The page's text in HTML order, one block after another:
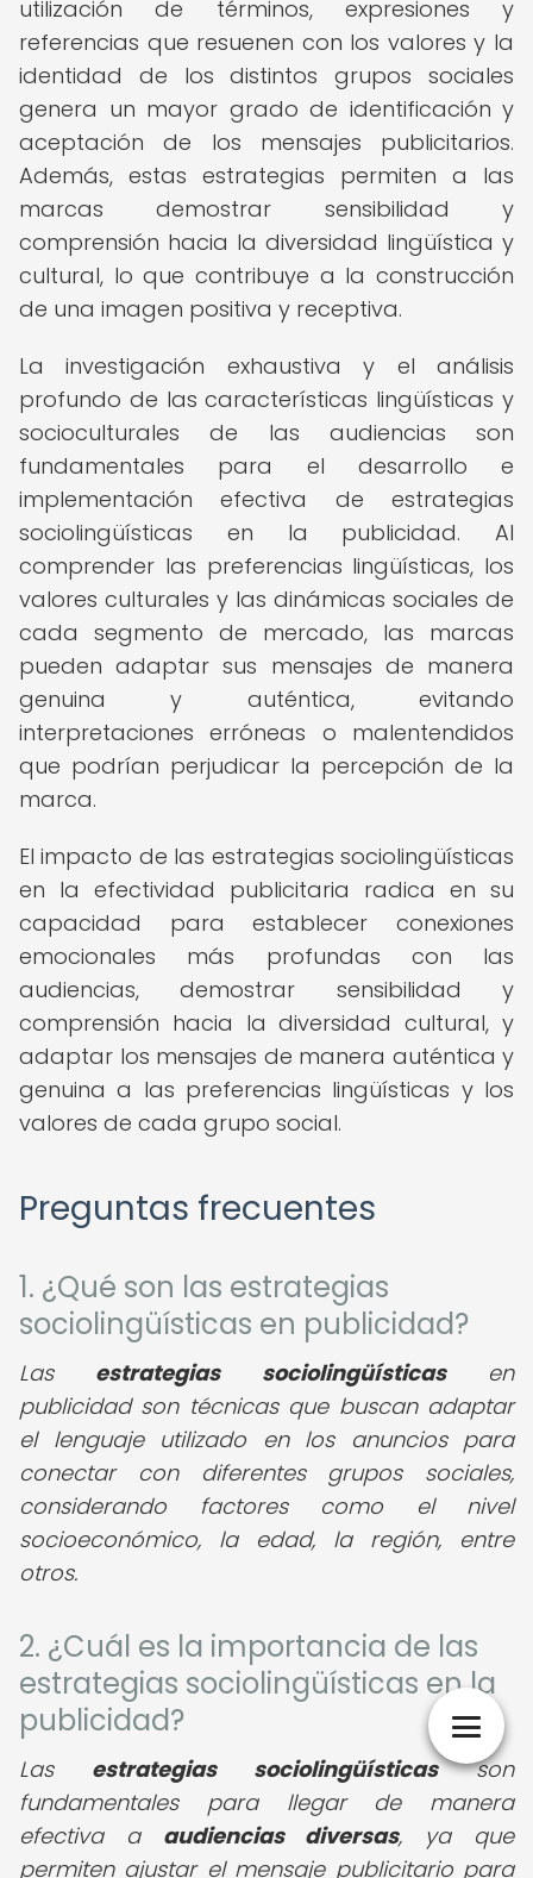
utilización de términos, expresiones y
referencias que resuenen con los valores y la
identidad de los distintos grupos sociales
genera un mayor grado de identificación y
aceptación de los mensajes publicitarios.
Además, estas estrategias permiten a las
marcas demostrar sensibilidad y
comprensión hacia la diversidad lingüística y
cultural, lo que contribuye a la construcción
de una imagen positiva y receptiva.
La investigación exhaustiva y el análisis
profundo de las características lingüísticas y
socioculturales de las audiencias son
fundamentales para el desarrollo e
implementación efectiva de estrategias
sociolingüísticas en la publicidad. Al
comprender las preferencias lingüísticas, los
valores culturales y las dinámicas sociales de
cada segmento de mercado, las marcas
pueden adaptar sus mensajes de manera
genuina y auténtica, evitando
interpretaciones erróneas o malentendidos
que podrían perjudicar la percepción de la
marca.
El impacto de las estrategias sociolingüísticas
en la efectividad publicitaria radica en su
capacidad para establecer conexiones
emocionales más profundas con las
audiencias, demostrar sensibilidad y
comprensión hacia la diversidad cultural, y
adaptar los mensajes de manera auténtica y
genuina a las preferencias lingüísticas y los
valores de cada grupo social.
Preguntas frecuentes
1. ¿Qué son las estrategias
sociolingüísticas en publicidad?
Las estrategias sociolingüísticasen
publicidad son técnicas que buscan adaptar
el lenguaje utilizado en los anuncios para
conectar con diferentes grupos sociales,
considerando factores como el nivel
socioeconómico, la edad, la región, entre
otros.
2. ¿Cuál es la importancia de las
estrategias sociolingüísticas en la
publicidad?
Las estrategias sociolingüísticasson
fundamentales para llegar de manera
efectiva a audiencias diversas, ya que
permiten ajustar el mensaje publicitario para